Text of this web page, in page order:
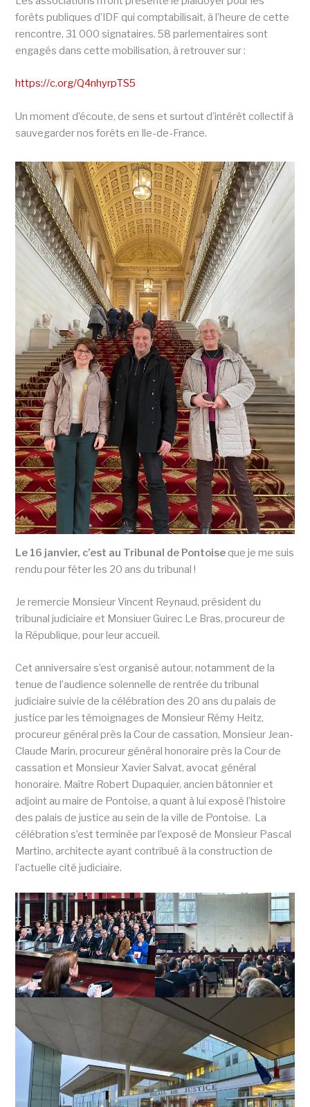
forêts publiques d’IDF qui comptabilisait, à l’heure de cette
rencontre, 31 000 signataires. 58 parlementaires sont
engagés dans cette mobilisation, à retrouver sur :
https://c.org/Q4nhyrpTS5
Un moment d’écoute, de sens et surtout d’intérêt collectif à
sauvegarder nos forêts en Ile-de-France.
Le 16 janvier, c’est au Tribunal de Pontoise que je me suis
rendu pour fêter les 20 ans du tribunal !
Je remercie Monsieur Vincent Reynaud, président du
tribunal judiciaire et Monsiuer Guirec Le Bras, procureur de
la République, pour leur accueil.
Cet anniversaire s’est organisé autour, notamment de la
tenue de l’audience solennelle de rentrée du tribunal
judiciaire suivie de la célébration des 20 ans du palais de
justice par les témoignages de Monsieur Rémy Heitz,
procureur général près la Cour de cassation, Monsieur Jean-
Claude Marin, procureur général honoraire près la Cour de
cassation et Monsieur Xavier Salvat, avocat général
honoraire. Maître Robert Dupaquier, ancien bâtonnier et
adjoint au maire de Pontoise, a quant à lui exposé l’histoire
des palais de justice au sein de la ville de Pontoise. La
célébration s’est terminée par l’exposé de Monsieur Pascal
Martino, architecte ayant contribué à la construction de
l’actuelle cité judiciaire.